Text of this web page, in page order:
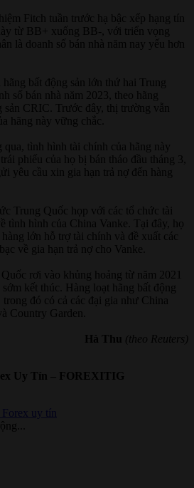
Fitch tuần trước hạ bậc xếp hạng tín
từ BB+ xuống BB-, với triển vọng
là doanh số bán nhà năm nay yếu hơn
bất động sản lớn thứ hai Trung
số bán nhà năm 2023, theo hãng
sản CRIC. Trước đây, thị trường vẫn
hãng này vững chắc.
qua, tình hình tài chính của hãng này
phiếu của họ bị bán tháo đầu tháng 3,
yêu cầu xin gia hạn trả nợ đến hàng
Trung Quốc họp với các tổ chức tài
tình hình của China Vanke. Tại đây, họ
lớn hỗ trợ tài chính và đề xuất các
về gia hạn trả nợ cho Vanke.
rơi vào khủng hoảng từ năm 2021
kết thúc. Hàng loạt hãng bất động
đó có cả các đại gia như China
Country Garden.
Hà Thu (theo Reuters)
Uy Tín – FOREXITIG
uy tín